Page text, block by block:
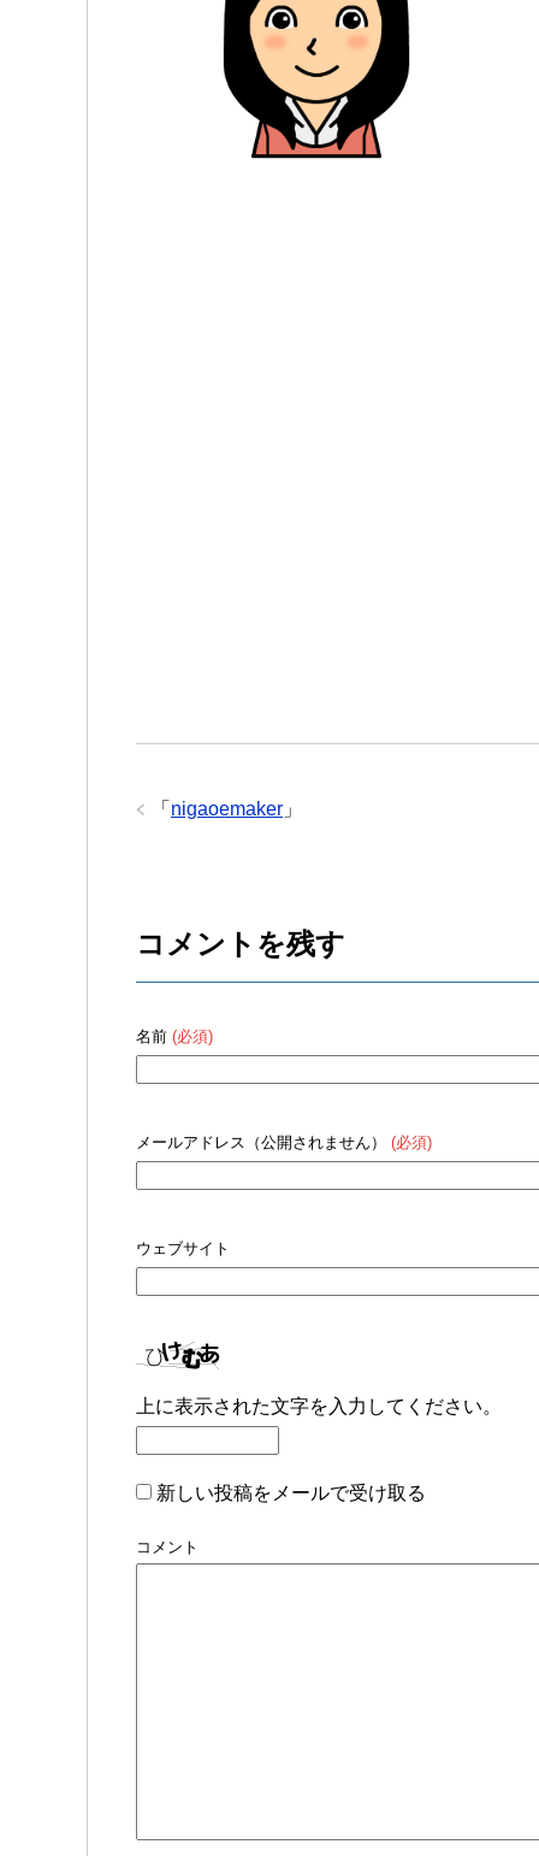
「 nigaoemaker 」
コメントを残す
名前 (必須)
メールアドレス（公開されません） (必須)
ウェブサイト
上に表示された文字を入力してください。
新しい投稿をメールで受け取る
コメント